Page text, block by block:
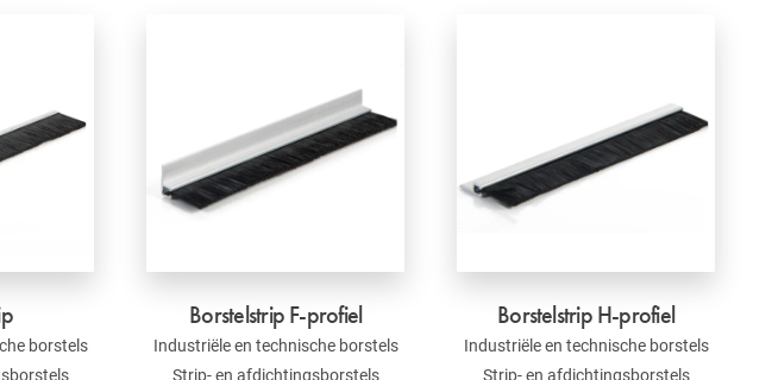
borstels
Borstelstrip F-profiel
Industriële en technische borstels
Strip- en afdichtingsborstels
Borstelstrip H-profiel
Industriële en technische borstels
Strip- en afdichtingsborstels